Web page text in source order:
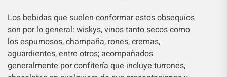
Los bebidas que suelen conformar estos obsequios
son por lo general: wiskys, vinos tanto secos como
los espumosos, champaña, rones, cremas,
aguardientes, entre otros; acompañados
generalmente por confitería que incluye turrones,